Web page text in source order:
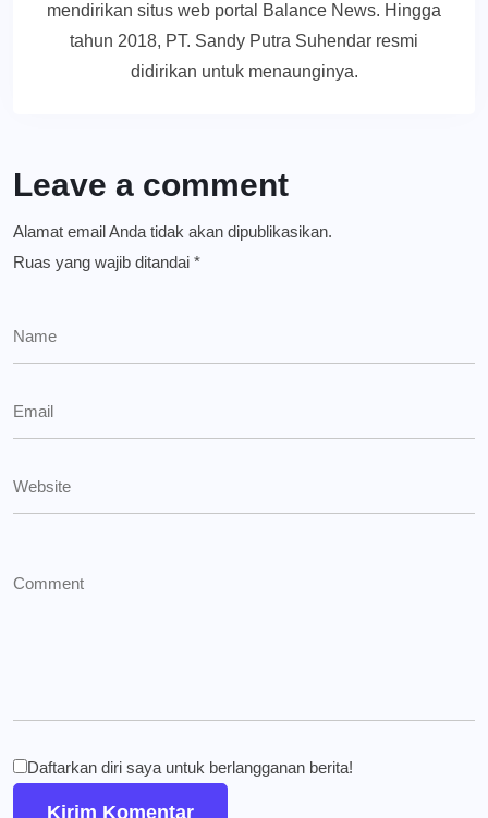
mendirikan situs web portal Balance News. Hingga
tahun 2018, PT. Sandy Putra Suhendar resmi
didirikan untuk menaunginya.
Leave a comment
Alamat email Anda tidak akan dipublikasikan.
Ruas yang wajib ditandai *
Daftarkan diri saya untuk berlangganan berita!